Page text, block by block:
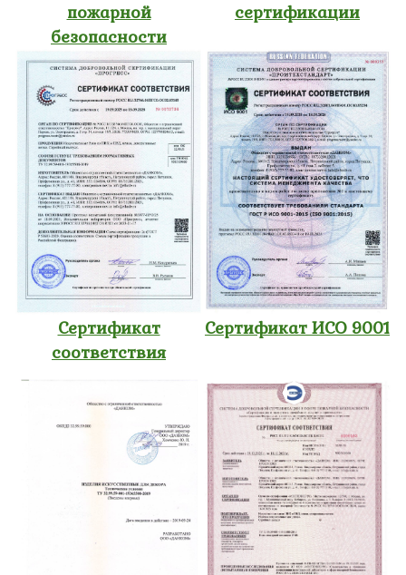
пожарной
безопасности
сертификации
Сертификат
соответствия
Сертификат ИСО 9001